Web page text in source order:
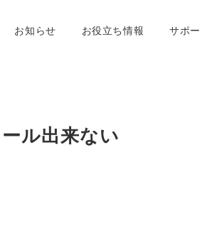
お知らせ お役立ち情報 サポ
ル出来ない